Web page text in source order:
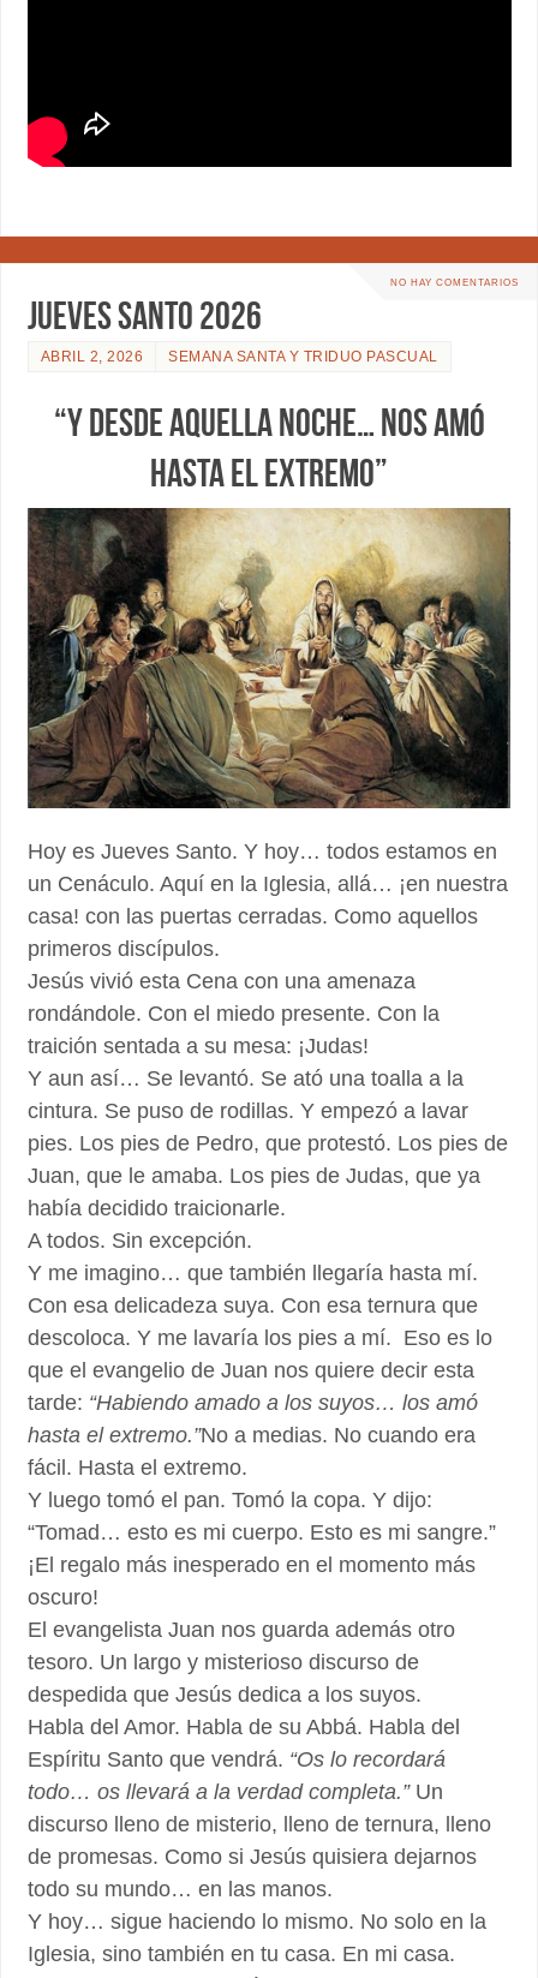
NO HAY COMENTARIOS
JUEVES SANTO 2026
ABRIL 2, 2026 SEMANA SANTA Y TRIDUO PASCUAL
“Y DESDE AQUELLA NOCHE… NOS AMÓ
HASTA EL EXTREMO”
Hoy es Jueves Santo. Y hoy… todos estamos en
un Cenáculo. Aquí en la Iglesia, allá… ¡en nuestra
casa! con las puertas cerradas. Como aquellos
primeros discípulos.
Jesús vivió esta Cena con una amenaza
rondándole. Con el miedo presente. Con la
traición sentada a su mesa: ¡Judas!
Y aun así… Se levantó. Se ató una toalla a la
cintura. Se puso de rodillas. Y empezó a lavar
pies. Los pies de Pedro, que protestó. Los pies de
Juan, que le amaba. Los pies de Judas, que ya
había decidido traicionarle.
A todos. Sin excepción.
Y me imagino… que también llegaría hasta mí.
Con esa delicadeza suya. Con esa ternura que
descoloca. Y me lavaría los pies a mí. Eso es lo
que el evangelio de Juan nos quiere decir esta
tarde: “Habiendo amado a los suyos… los amó
hasta el extremo.”No a medias. No cuando era
fácil. Hasta el extremo.
Y luego tomó el pan. Tomó la copa. Y dijo:
“Tomad… esto es mi cuerpo. Esto es mi sangre.”
¡El regalo más inesperado en el momento más
oscuro!
El evangelista Juan nos guarda además otro
tesoro. Un largo y misterioso discurso de
despedida que Jesús dedica a los suyos.
Habla del Amor. Habla de su Abbá. Habla del
Espíritu Santo que vendrá. “Os lo recordará
todo… os llevará a la verdad completa.”Un
discurso lleno de misterio, lleno de ternura, lleno
de promesas. Como si Jesús quisiera dejarnos
todo su mundo… en las manos.
Y hoy… sigue haciendo lo mismo. No solo en la
Iglesia, sino también en tu casa. En mi casa.